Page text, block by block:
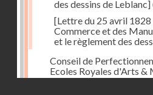
des dessins de Leblanc]
[Lettre du 25 avril
Commerce et des
et le règlement des
Conseil de
Ecoles Royales d'Arts